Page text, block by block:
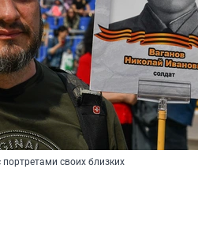
своих близких